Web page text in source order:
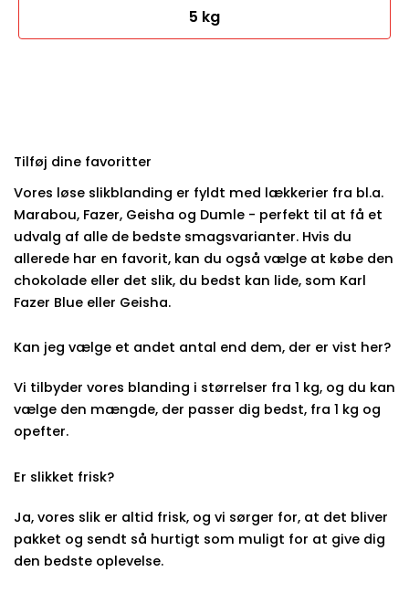
5 kg
Tilføj dine favoritter
Vores løse slikblanding er fyldt med lækkerier fra bl.a.
Marabou, Fazer, Geisha og Dumle - perfekt til at få et
udvalg af alle de bedste smagsvarianter. Hvis du
allerede har en favorit, kan du også vælge at købe den
chokolade eller det slik, du bedst kan lide, som Karl
Fazer Blue eller Geisha.
Kan jeg vælge et andet antal end dem, der er vist her?
Vi tilbyder vores blanding i størrelser fra 1 kg, og du kan
vælge den mængde, der passer dig bedst, fra 1 kg og
opefter.
Er slikket frisk?
Ja, vores slik er altid frisk, og vi sørger for, at det bliver
pakket og sendt så hurtigt som muligt for at give dig
den bedste oplevelse.